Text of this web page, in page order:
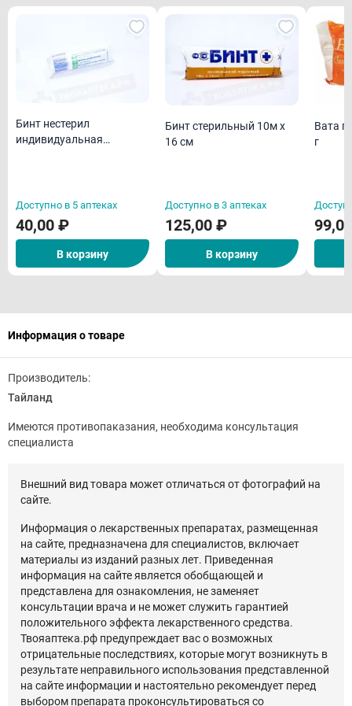
Бинт нестерил
индивидуальная
Доступно в 5 аптеках
40,00 ₽
В корзину
Бинт стерильный 10м х
16 см
Доступно в 3 аптеках
125,00 ₽
В корзину
Вата
г
Информация о товаре
Производитель:
Тайланд
Имеются противопаказания, необходима консультация
специалиста
Внешний вид товара может отличаться от фотографий на
сайте.
Информация о лекарственных препаратах, размещенная
на сайте, предназначена для специалистов, включает
материалы из изданий разных лет. Приведенная
информация на сайте является обобщающей и
представлена для ознакомления, не заменяет
консультации врача и не может служить гарантией
положительного эффекта лекарственного средства.
Твояаптека.рф предупреждает вас о возможных
отрицательные последствиях, которые могут возникнуть в
результате неправильного использования представленной
на сайте информации и настоятельно рекомендует перед
выбором препарата проконсультироваться со